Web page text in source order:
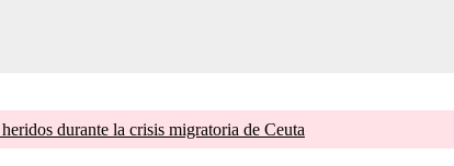
durante la crisis migratoria de Ceuta